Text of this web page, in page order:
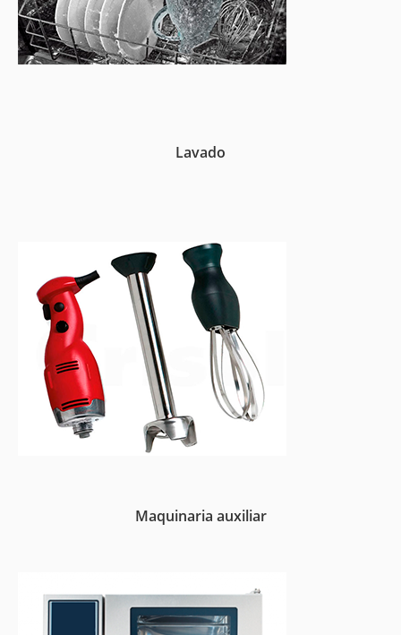
Lavado
Maquinaria auxiliar